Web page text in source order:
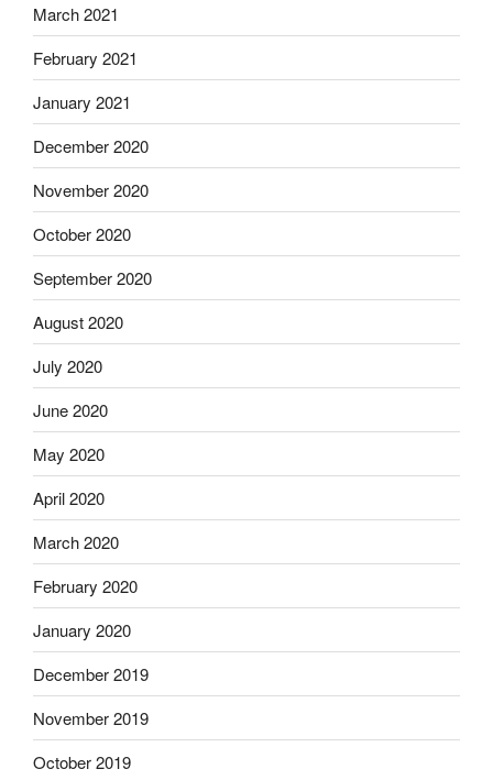
March 2021
February 2021
January 2021
December 2020
November 2020
October 2020
September 2020
August 2020
July 2020
June 2020
May 2020
April 2020
March 2020
February 2020
January 2020
December 2019
November 2019
October 2019